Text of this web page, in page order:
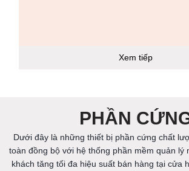
Xem tiếp
PHẦN
Dưới đây là những thiết bị phần cứng chất
toàn đồng bộ với hệ thống phần mềm quản lý
khách tăng tối đa hiệu suất bán hàng tại cửa